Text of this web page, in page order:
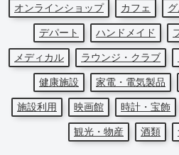
オンラインショップ
カフェ
デパート
ハンドメイド
メディカル
ラウンジ・クラブ
健康施設
家電・電気製品
施設利用
映画館 時計・宝飾
観光・物産
酒類